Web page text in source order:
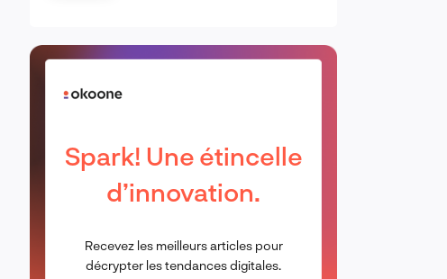
Spark! Une étincelle
d’innovation.
Recevez les meilleurs articles pour
décrypter les tendances digitales.